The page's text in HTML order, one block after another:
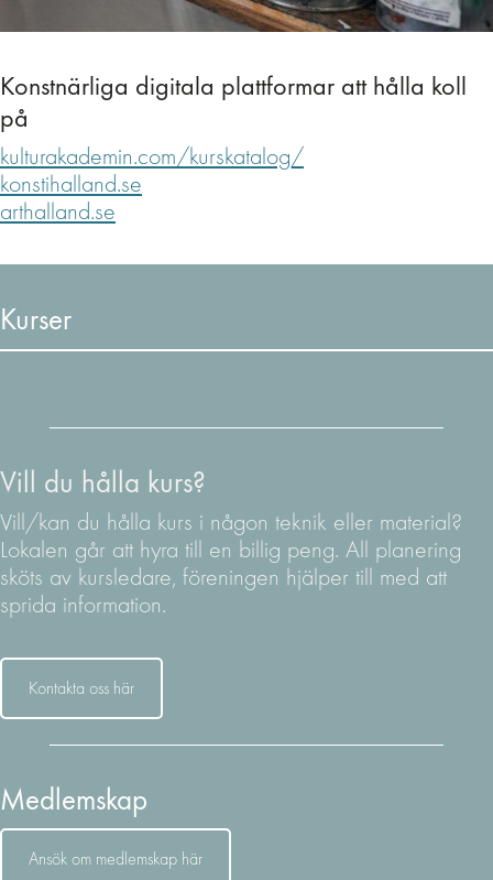
Konstnärliga digitala plattformar att hålla koll
på
kulturakademin.com/kurskatalog/
konstihalland.se
arthalland.se
Kurser
Vill du hålla kurs?
Vill/kan du hålla kurs i någon teknik eller material?
Lokalen går att hyra till en billig peng. All planering
sköts av kursledare, föreningen hjälper till med att
sprida information.
Kontakta oss här
Medlemskap
Ansök om medlemskap här